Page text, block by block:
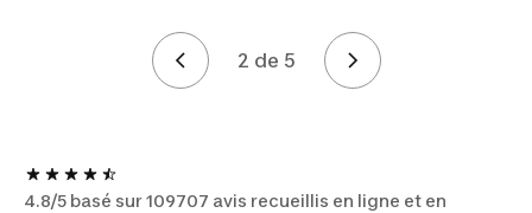
2 de 5Page 2 de 5
4.8/5 basé sur 109707 avis recueillis en ligne et en